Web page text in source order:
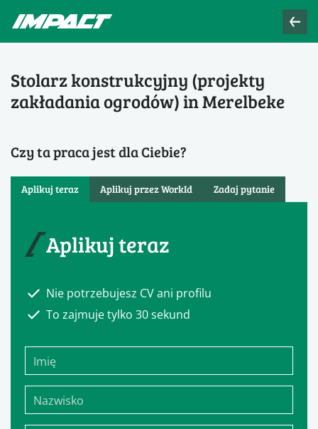
Stolarz konstrukcyjny (projekty
zakładania ogrodów) in Merelbeke
Czy ta praca jest dla Ciebie?
Aplikuj teraz Aplikuj przez WorkId Zadaj pytanie
Aplikuj teraz
Nie potrzebujesz CV ani profilu
To zajmuje tylko 30 sekund